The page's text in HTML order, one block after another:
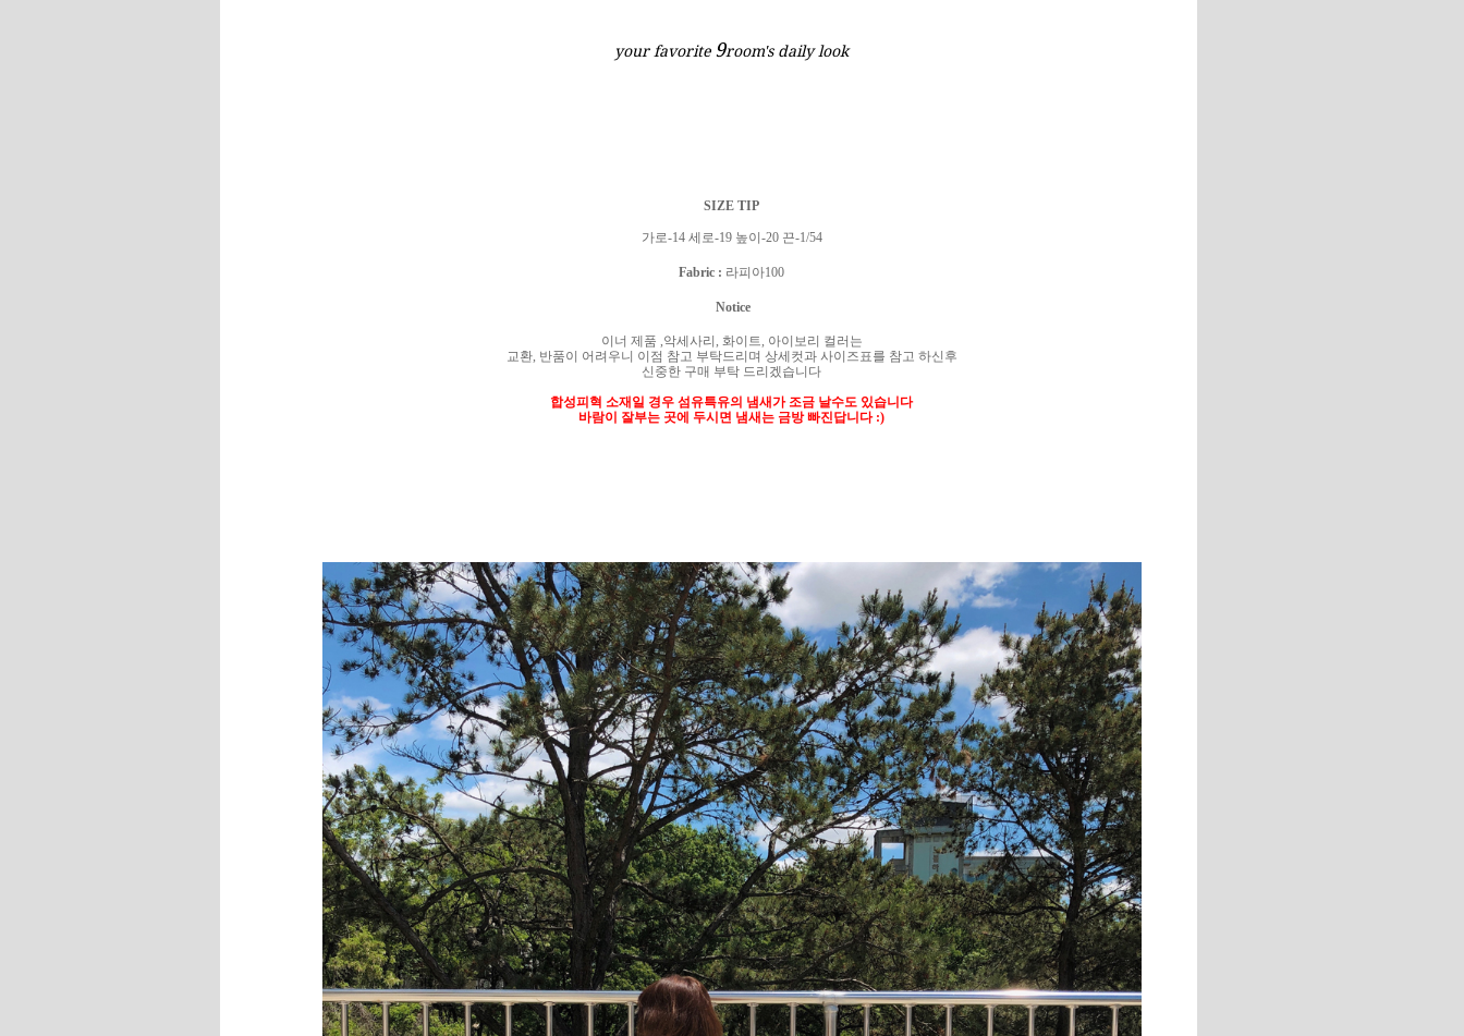
your favorite 9room's daily look
SIZE TIP
가로-14 세로-19 높이 -20 끈-1/54
Fabric : 라피아100
Notice
이너 제품 ,악세사리 , 화이트, 아이보리 컬러는
교환, 반품이 어려우니 이점 참고 부탁드리며 상세컷과 사이즈표를 참고 하신후
신중한 구매 부탁 드리겠습니다
합성피혁 소재일 경우 섬유특유의 냄새가 조금 날수도 있습니다
바람이 잘부는 곳에 두시면 냄새는 금방 빠진답니다 :)